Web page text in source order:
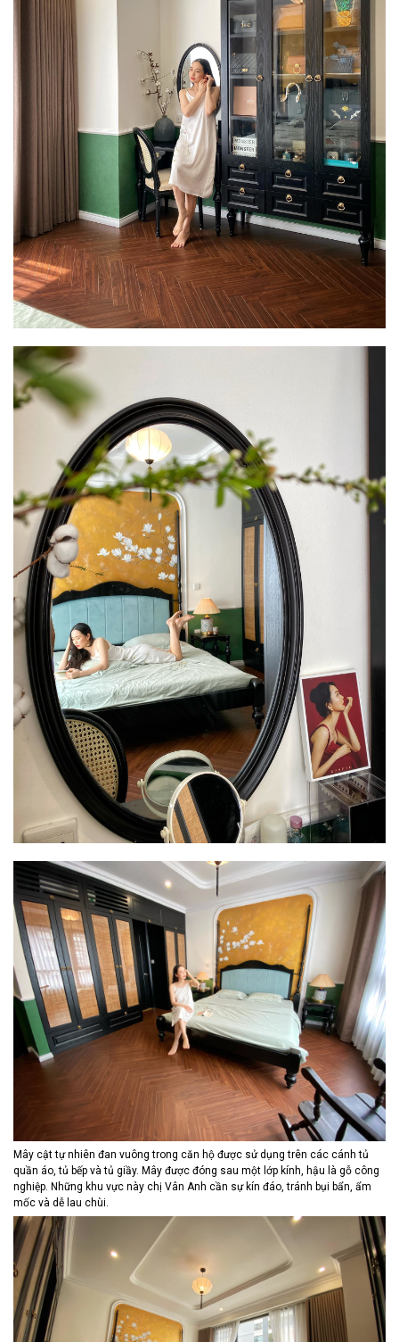
Mây cật tự nhiên đan vuông trong căn hộ được sử dụng trên các cánh tủ
quần áo, tủ bếp và tủ giầy. Mây được đóng sau một lớp kính, hậu là gỗ công
nghiệp. Những khu vực này chị Vân Anh cần sự kín đáo, tránh bụi bẩn, ẩm
mốc và dễ lau chùi.